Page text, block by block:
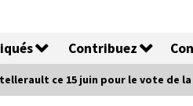
Contribuez
ce 15 juin pour le vote de